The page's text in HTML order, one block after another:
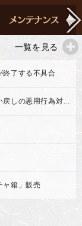
一覧を見る
終了する不具合
ャ箱」販売